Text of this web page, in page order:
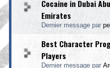
Cocaine in Dubai
Emirates
Dernier message par
Best Character
Players
Dernier message par